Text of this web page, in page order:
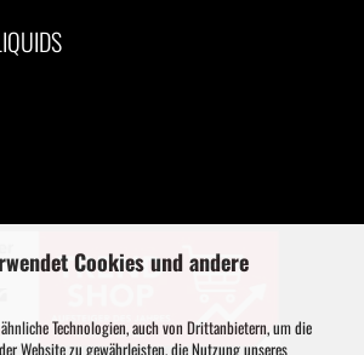
Cookies und andere
Technologien, auch von Drittanbietern, um die
Website zu gewährleisten, die Nutzung unseres